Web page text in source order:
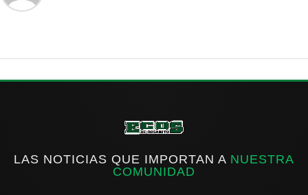
LAS NOTICIAS QUE IMPORTAN A NUESTRA
COMUNIDAD